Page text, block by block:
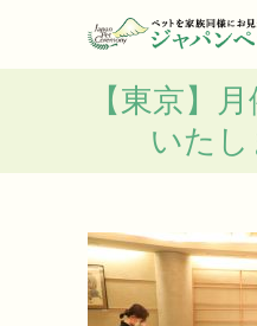
【東京】
いたし